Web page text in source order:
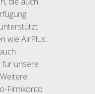
wie AirPlus.
für unsere
Firmkonto